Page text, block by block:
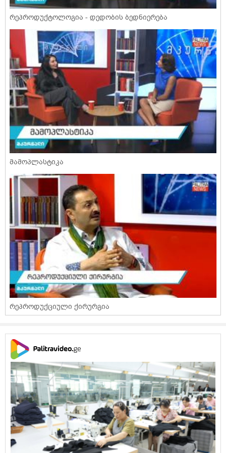
რეპროდუქტოლოგია - დედობის ბედნიერება
მამოპლასტიკა
რეპროდუქციული ქირურგია